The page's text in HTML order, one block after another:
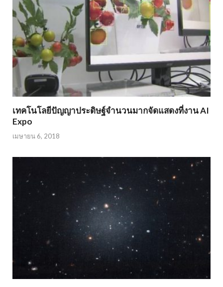
เทคโนโลยีปัญญาประดิษฐ์จำนวนมากจัดแสดงที่งาน AI
Expo
เมษายน 6, 2018